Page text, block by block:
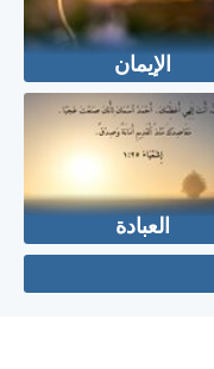
الإيمان
العبادة